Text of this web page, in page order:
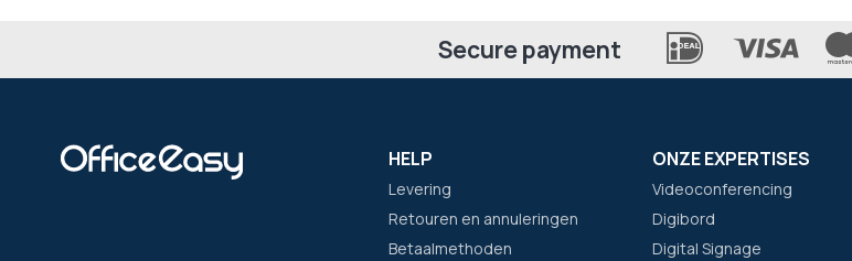
Secure payment
HELP
Levering
Retouren en annuleringen
Betaalmethoden
ONZE EXPERTISES
Videoconferencing
Digibord
Digital Signage